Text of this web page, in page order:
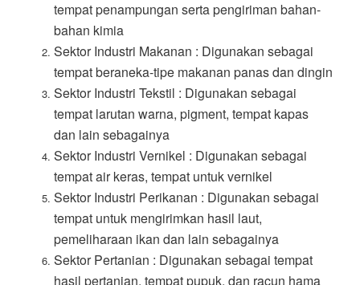
tempat penampungan serta pengiriman bahan-
bahan kimia
Sektor Industri Makanan : Digunakan sebagai
tempat beraneka-tipe makanan panas dan dingin
Sektor Industri Tekstil : Digunakan sebagai
tempat larutan warna, pigment, tempat kapas
dan lain sebagainya
Sektor Industri Vernikel : Digunakan sebagai
tempat air keras, tempat untuk vernikel
Sektor Industri Perikanan : Digunakan sebagai
tempat untuk mengirimkan hasil laut,
pemeliharaan ikan dan lain sebagainya
Sektor Pertanian : Digunakan sebagai tempat
hasil pertanian, tempat pupuk, dan racun hama